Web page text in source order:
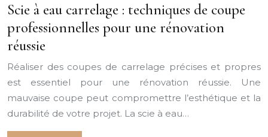
Scie à eau carrelage : techniques de coupe
professionnelles pour une rénovation
réussie
Réaliser des coupes de carrelage précises et propres
est essentiel pour une rénovation réussie. Une
mauvaise coupe peut compromettre l’esthétique et la
durabilité de votre projet. La scie à eau…